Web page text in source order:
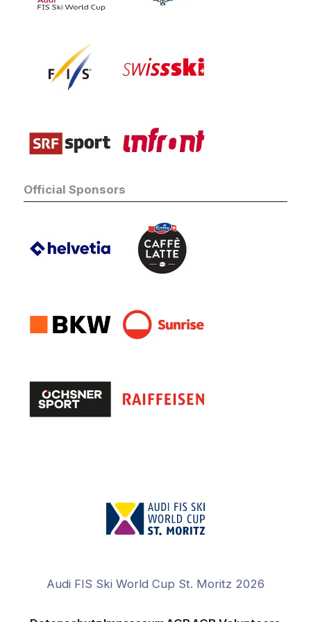
Restaurants
Official Sponsors
Audi FIS Ski World Cup St. Moritz 2026